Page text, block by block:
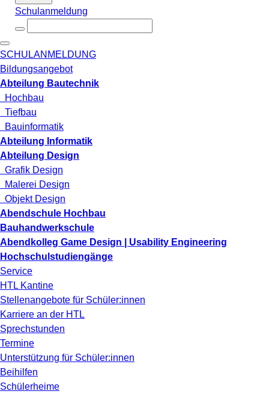
Schulanmeldung
SCHULANMELDUNG
Bildungsangebot
Abteilung Bautechnik
Hochbau
Tiefbau
Bauinformatik
Abteilung Informatik
Abteilung Design
Grafik Design
Malerei Design
Objekt Design
Abendschule Hochbau
Bauhandwerkschule
Abendkolleg Game Design | Usability Engineering
Hochschulstudiengänge
Service
HTL Kantine
Stellenangebote für Schüler:innen
Karriere an der HTL
Sprechstunden
Termine
Unterstützung für Schüler:innen
Beihilfen
Schülerheime